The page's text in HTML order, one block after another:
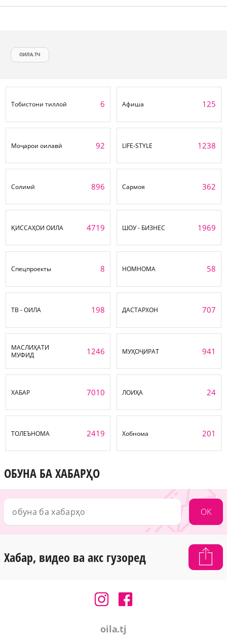
ОИЛА.ТЧ
Тобистони тиллоӣ 6 Афиша 125
Моҷарои оилавӣ 92 LIFE-STYLE 1238
Солимӣ 896 Сармоя 362
ҚИССАҲОИ ОИЛА 4719 ШОУ - БИЗНЕС 1969
Спецпроекты 8 НОМНОМА 58
ТВ - ОИЛА 198 ДАСТАРХОН 707
МАСЛИҲАТИ
МУФИД
1246 МУҲОҶИРАТ 941
ХАБАР 7010 ЛОИҲА 24
ТОЛЕЪНОМА 2419 Хобнома 201
ОБУНА БА ХАБАРҲО
OK
Хабар, видео ва акс гузоред
oila.tj